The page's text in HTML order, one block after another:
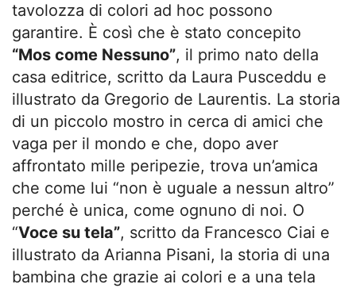
tavolozza di colori ad hoc possono
garantire. È così che è stato concepito
“Mos come Nessuno”, il primo nato della
casa editrice, scritto da Laura Pusceddu e
illustrato da Gregorio de Laurentis. La storia
di un piccolo mostro in cerca di amici che
vaga per il mondo e che, dopo aver
affrontato mille peripezie, trova un’amica
che come lui “non è uguale a nessun altro”
perché è unica, come ognuno di noi. O
“Voce su tela”, scritto da Francesco Ciai e
illustrato da Arianna Pisani, la storia di una
bambina che grazie ai colori e a una tela